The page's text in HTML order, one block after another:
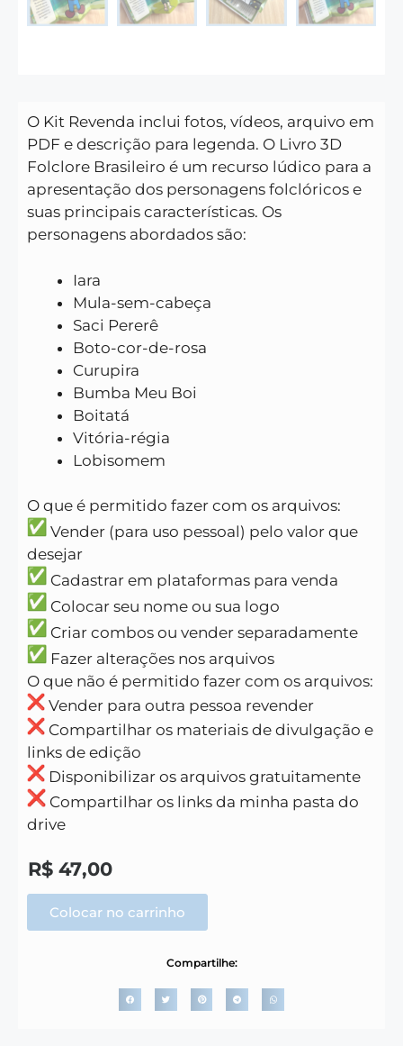
O Kit Revenda inclui fotos, vídeos, arquivo em
PDF e descrição para legenda. O Livro 3D
Folclore Brasileiro é um recurso lúdico para a
apresentação dos personagens folclóricos e
suas principais características. Os
personagens abordados são:
Iara
Mula-sem-cabeça
Saci Pererê
Boto-cor-de-rosa
Curupira
Bumba Meu Boi
Boitatá
Vitória-régia
Lobisomem
O que é permitido fazer com os arquivos:
Vender (para uso pessoal) pelo valor que
desejar
Cadastrar em plataformas para venda
Colocar seu nome ou sua logo
Criar combos ou vender separadamente
Fazer alterações nos arquivos
O que não é permitido fazer com os arquivos:
Vender para outra pessoa revender
Compartilhar os materiais de divulgação e
links de edição
Disponibilizar os arquivos gratuitamente
Compartilhar os links da minha pasta do
drive
R$ 47,00
Colocar no carrinho
Compartilhe: